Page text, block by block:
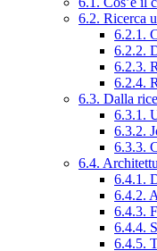
6.2. Ricerca
6.2.1.
6.2.2.
6.2.3.
6.2.4.
6.3. Dalla
6.3.1.
6.3.2.
6.3.3.
6.4.
6.4.1.
6.4.2.
6.4.3.
6.4.4.
6.4.5.